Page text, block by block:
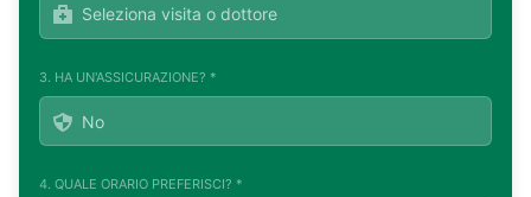
3. HA UN'ASSICURAZIONE? *
4. QUALE ORARIO PREFERISCI? *